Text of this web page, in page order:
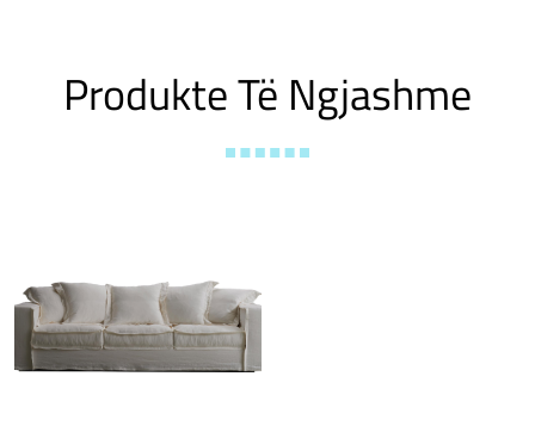
Produkte Të Ngjashme